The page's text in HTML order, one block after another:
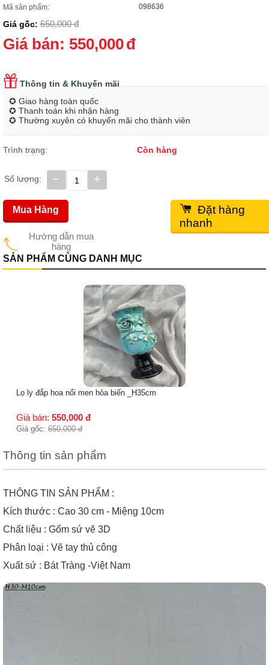
Mã sản phẩm: 098636
Giá gốc: 650,000 đ
Giá bán: 550,000đ
Thông tin & Khuyến mãi
✪ Giao hàng toàn quốc
✪ Thanh toán khi nhận hàng
✪ Thường xuyên có khuyến mãi cho thành viên
Trình trạng: Còn hàng
Số lượng: +
−
Hướng dẫn mua
hàng
Mua Hàng
Đặt hàng
nhanh
SẢN PHẨM CÙNG DANH MỤC
Lọ ly đắp hoa nổi men hỏa biến _H35cm
Giá bán: 550,000 đ
Giá gốc: 650,000 đ
Thông tin sản phẩm
THÔNG TIN SẢN PHẨM :
Kích thước : Cao 30 cm - Miệng 10cm
Chất liệu : Gốm sứ vẽ 3D
Phân loại : Vẽ tay thủ công
Xuất sứ : Bát Tràng -Việt Nam